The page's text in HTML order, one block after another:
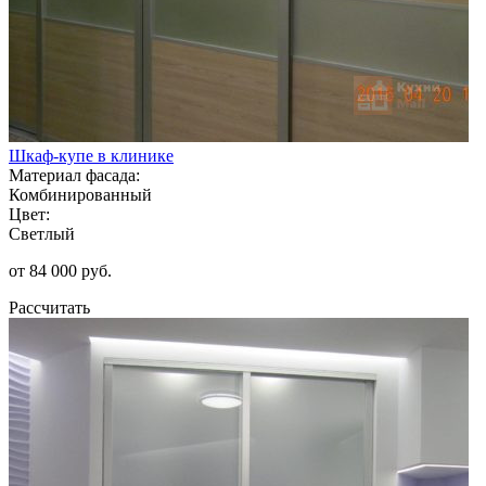
Шкаф-купе в клинике
Материал фасада:
Комбинированный
Цвет:
Светлый
от 84 000 руб.
Рассчитать